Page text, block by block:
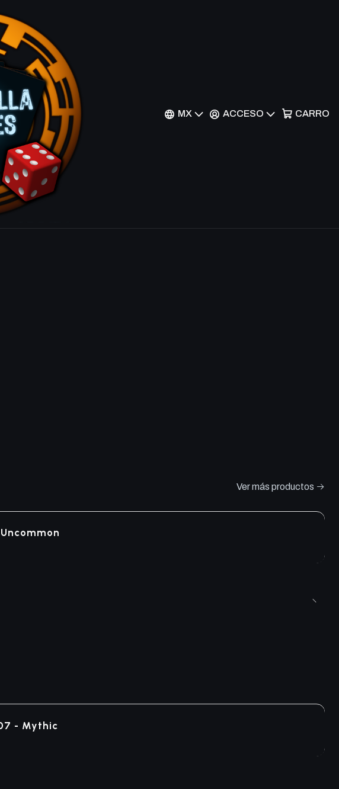
MX ACCESO CARRO
the Ravager // Nicol
the Arisen - M19-218 -
stock de ubicaciones
PRODUCTO
Ver más productos
- Mythic